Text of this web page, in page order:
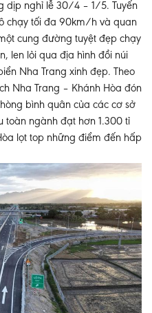
dịp nghỉ lễ 30/4 – 1/5. Tuyến
chạy tối đa 90km/h và quan
cung đường tuyệt đẹp chạy
len lỏi qua địa hình đồi núi
Nha Trang xinh đẹp. Theo
Nha Trang – Khánh Hòa đón
bình quân của các cơ sở
toàn ngành đạt hơn 1.300 tỉ
lọt top những điểm đến hấp